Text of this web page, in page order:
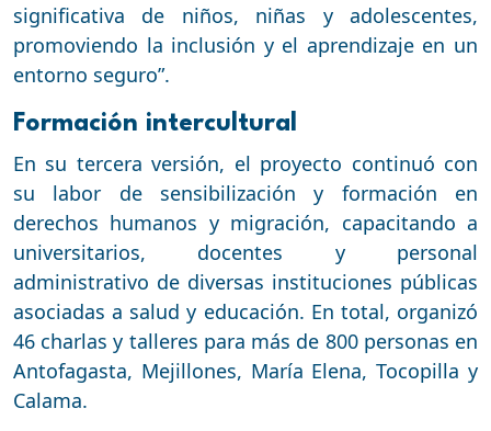
significativa de niños, niñas y adolescentes,
promoviendo la inclusión y el aprendizaje en un
entorno seguro”.
Formación intercultural
En su tercera versión, el proyecto continuó con
su labor de sensibilización y formación en
derechos humanos y migración, capacitando a
universitarios, docentes y personal
administrativo de diversas instituciones públicas
asociadas a salud y educación. En total, organizó
46 charlas y talleres para más de 800 personas en
Antofagasta, Mejillones, María Elena, Tocopilla y
Calama.